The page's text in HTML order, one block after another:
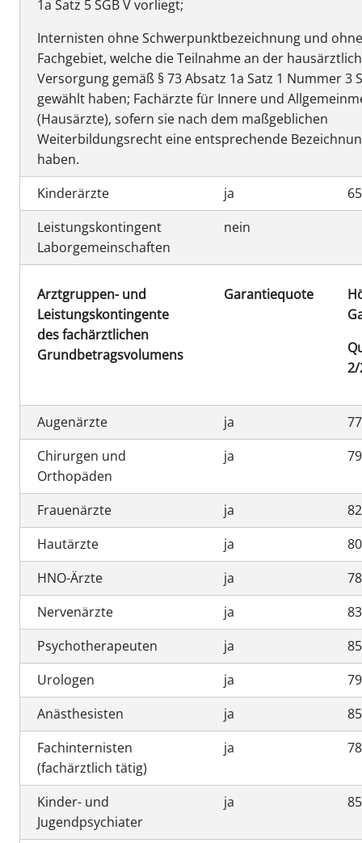
wurden.
*Der Grund für die Erhöhung ist der Koalitionsvertrag
zwischen SPD, BÜNDNIS 90/DIE GRÜNEN und FDP für die
Legislaturperiode 2021-2025. Dieser sieht eine Aufhebung
der Budgetierung im hausärztlichen Versorgungsbereich
vor, sodass die KVH entschieden hat, Rückstellungen und
HAF-Gelder möglichst abzuschmelzen.
1a Satz 5 SGB V vorliegt;
Internisten ohne Schwerpunktbezeichnung und
Fachgebiet, welche die Teilnahme an der
Versorgung gemäß § 73 Absatz 1a Satz 1 Nummer 3
gewählt haben; Fachärzte für Innere und
(Hausärzte), sofern sie nach dem maßgeblichen
Weiterbildungsrecht eine entsprechende
haben.
Kinderärzte
ja
Leistungskontingent
Laborgemeinschaften
nein
Arztgruppen- und
Leistungskontingente
des fachärztlichen
Grundbetragsvolumens
Garantiequote
2/
Augenärzte ja
Chirurgen und
Orthopäden
ja
Frauenärzte ja
Hautärzte
ja
HNO-Ärzte
ja
Nervenärzte
ja
Psychotherapeuten
ja
Urologen
ja
Anästhesisten
ja
Fachinternisten
(fachärztlich tätig)
ja
Kinder- und
Jugendpsychiater
ja